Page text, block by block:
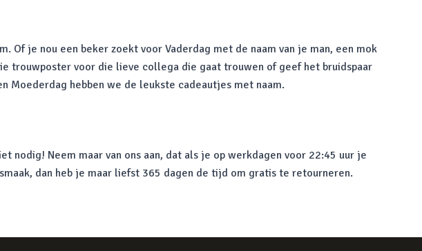
Of je nou een beker zoekt voor Vaderdag met de naam van je man, een mok
trouwposter voor die lieve collega die gaat trouwen of geef het bruidspaar
Moederdag hebben we de leukste cadeautjes met naam.
nodig! Neem maar van ons aan, dat als je op werkdagen voor 22:45 uur je
dan heb je maar liefst 365 dagen de tijd om gratis te retourneren.